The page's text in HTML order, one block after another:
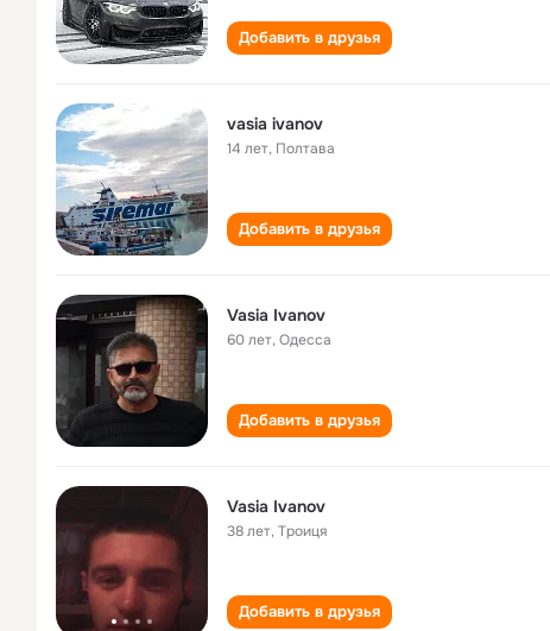
Добавить в друзья
vasia ivanov
14 лет, Полтава
Добавить в друзья
Vasia Ivanov
60 лет,Одесса
Добавить в друзья
Vasia Ivanov
38 лет,Троиця
Добавить в друзья